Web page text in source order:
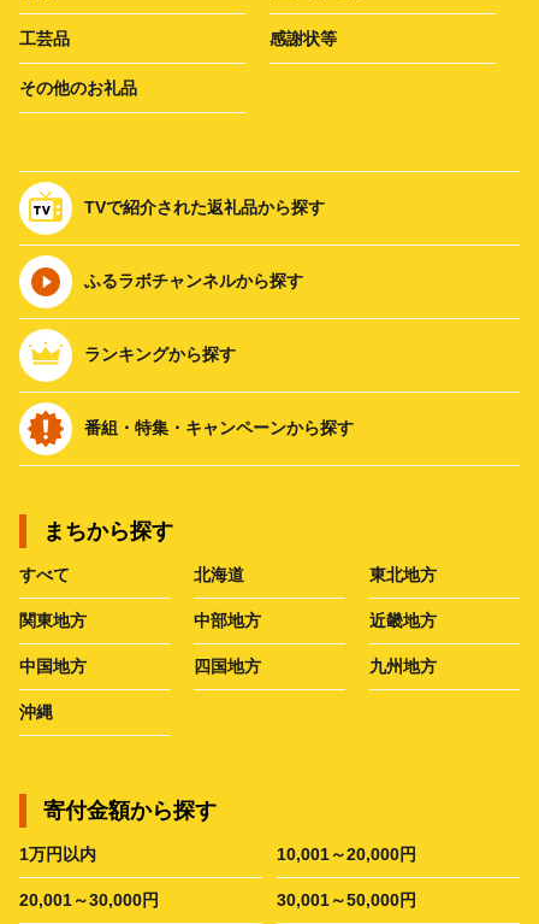
工芸品 感謝状等
その他のお礼品
TVで紹介された返礼品から探す
ふるラボチャンネルから探す
ランキングから探す
番組・特集・キャンペーンから探す
まちから探す
すべて 北海道 東北地方
関東地方 中部地方 近畿地方
中国地方 四国地方 九州地方
沖縄
寄付金額から探す
1万円以内 10,001～20,000円
20,001～30,000円 30,001～50,000円